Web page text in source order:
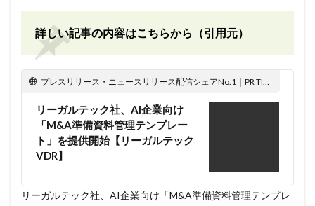
詳しい記事の内容はこちらから（引用元）
プレスリリース・ニュースリリース配信シェアNo.1｜PR TIMES
リーガルテック社、AI企業向け
「M&A準備資料管理テンプレー
ト」を提供開始【リーガルテック
VDR】
リーガルテック社、AI企業向け「M&A準備資料管理テンプレ